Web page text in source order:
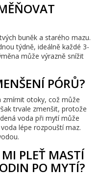
buněk a starého mazu.
týdně, ideálně každé 3-
může výrazně snížit
PÓRŮ?
zmírnit otoky, což může
trvale zmenšit, protože
voda při mytí může
lépe rozpouští maz.
PLEŤ MASTÍ
PO MYTÍ?